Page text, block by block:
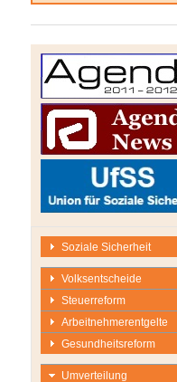
Soziale Sicherheit
Volksentscheide
Steuerreform
Arbeitnehmerentgelte
Gesundheitsreform
Umverteilung